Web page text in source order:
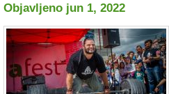
Objavljeno jun 1, 2022